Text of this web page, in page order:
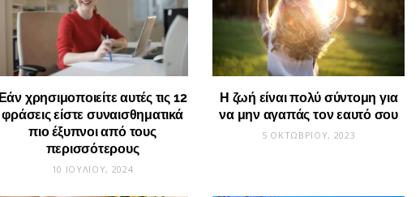
Εάν χρησιμοποιείτε αυτές τις 12
φράσεις είστε συναισθηματικά
πιο έξυπνοι από τους
περισσότερους
10 ΙΟΥΛΊΟΥ, 2024
Η ζωή είναι πολύ σύντομη για
να μην αγαπάς τον εαυτό σου
5 ΟΚΤΩΒΡΊΟΥ, 2023